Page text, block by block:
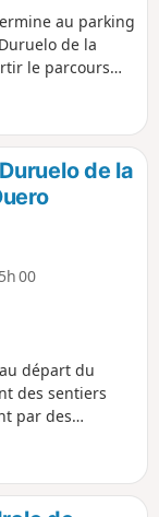
au parking
de la
le parcours
sur les crêtes,
source du Duero
de la
5h 00
départ du
des sentiers
par des